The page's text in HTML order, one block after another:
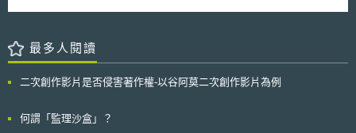
國協商，討論雙方執行相關保護法規的跨境合作問題。 歐盟各國應分配足
夠的資源予國內機關，以利蒐集證據、進行調查及起訴。 由歐盟執委會提
出的歐盟電信法改革中，新增一條規定，要求違反各國國內線上隱私法的罰
略等營業秘密，而被告根據這些資訊開發了和原告相似的軟體，造成其重大
然這些員工離職時私自保留原告的檔案，但原告在訴訟中並未明確說明哪些
屬於該公司的營業秘密，亦即未特定營業秘密標的；此外，即便這些離職員
證明被告有不當取用(misappropriation)其營業秘密，僅根據被告有僱用原
據的主張，限制產業的創新、競爭、人才流動。 本案歷經五年的纏
最多人閱讀
二次創作影片是否侵害著作權-以谷阿莫二次創作影片為例
何謂「監理沙盒」？